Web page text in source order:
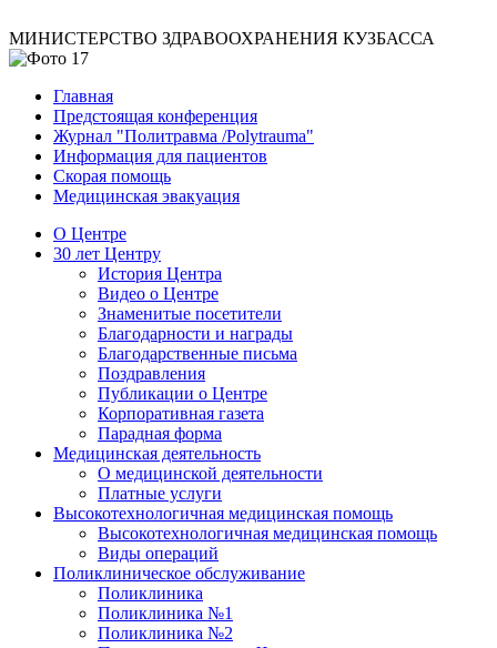
МИНИСТЕРСТВО ЗДРАВООХРАНЕНИЯ КУЗБАССА
Главная
Предстоящая конференция
Журнал "Политравма /Polytrauma"
Информация для пациентов
Скорая помощь
Медицинская эвакуация
О Центре
30 лет Центру
История Центра
Видео о Центре
Знаменитые посетители
Благодарности и награды
Благодарственные письма
Поздравления
Публикации о Центре
Корпоративная газета
Парадная форма
Медицинская деятельность
О медицинской деятельности
Платные услуги
Высокотехнологичная медицинская помощь
Высокотехнологичная медицинская помощь
Виды операций
Поликлиническое обслуживание
Поликлиника
Поликлиника №1
Поликлиника №2